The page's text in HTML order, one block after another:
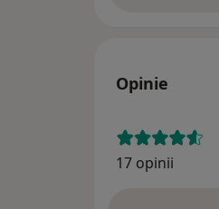
Opinie
17 opinii